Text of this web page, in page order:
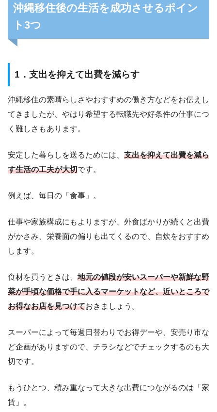
沖縄移住後の生活を成功させるポイン
ト3つ
1．支出を抑えて出費を減らす
沖縄移住の素晴らしさやおすすめの働き方などをお伝えし
てきましたが、やはり希望する転職先や好条件の仕事につ
く難しさもあります。
安定した暮らしを送るためには、 支出を抑えて出費を減ら
す生活の工夫が大切です。
例えば、毎日の「食事」。
仕事や家族構成にもよりますが、外食ばかりが続くと出費
がかさみ、栄養面の偏りも出てくるので、自炊をおすすめ
します。
食材を買うときは、 地元の値段が安いスーパーや新鮮な野
菜が手頃な価格で手に入るマーケットなど、近いところで
お得なお店を見つけておきましょう。
スーパーによって毎週日替わりでお得デーや、安売り市な
ど企画がありますので、チラシなどでチェックするのも大
切です。
もうひとつ、積み重なって大きな出費につながるのは「家
賃」。